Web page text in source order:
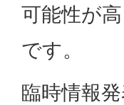
可能性が
です。
臨時情報